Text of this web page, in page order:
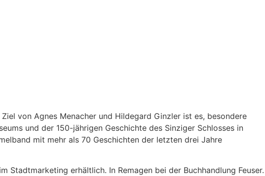
von Agnes Menacher und Hildegard Ginzler ist es, besondere
und der 150-jährigen Geschichte des Sinziger Schlosses in
mit mehr als 70 Geschichten der letzten drei Jahre
Stadtmarketing erhältlich. In Remagen bei der Buchhandlung Feuser.